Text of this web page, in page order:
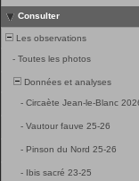
Consulter
Les observations
- Toutes les photos
Données et analyses
- Circaète Jean-le-Blanc
- Vautour fauve 25-26
- Pinson du Nord 25-26
- Ibis sacré 23-25